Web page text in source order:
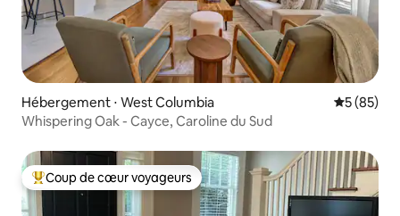
Hébergement ⋅ West Columbia
5 (85)
Whispering Oak - Cayce, Caroline du Sud
Coups de cœur voyageurs les plus appréciés
Coup de cœur voyageurs